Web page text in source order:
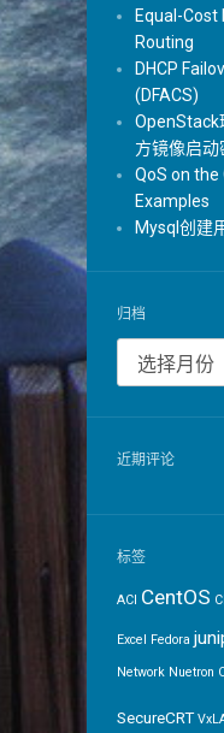
Equal-Cost
Routing
DHCP
(DFACS)
OpenStack
方镜像启动
QoS on
Examples
Mysql创建
归档
近期评论
标签
ACI CentOS
Excel Fedora
Network Nuetron
SecureCRT